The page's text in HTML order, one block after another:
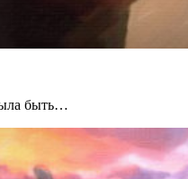
быть…